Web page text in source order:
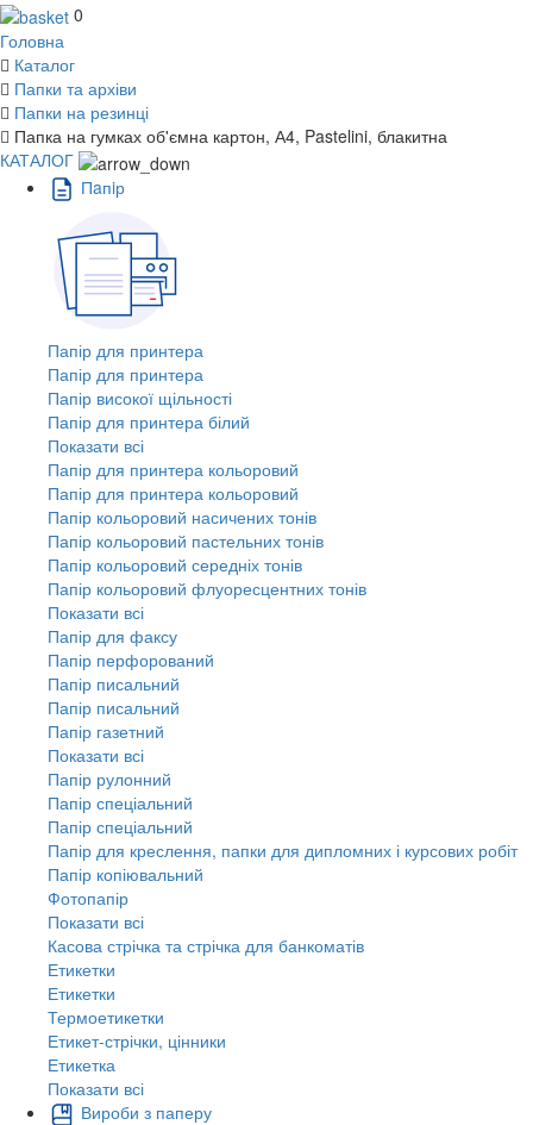
0
Головна
Каталог
Папки та архіви
Папки на резинці
Папка на гумках об'ємна картон, А4, Pastelini, блакитна
КАТАЛОГ
Пaпiр
Папір для принтера
Папір для принтера
Папір високої щільності
Папір для принтера білий
Показати всі
Папір для принтера кольоровий
Папір для принтера кольоровий
Папір кольоровий насичених тонів
Папір кольоровий пастельних тонів
Папір кольоровий середніх тонів
Папір кольоровий флуоресцентних тонів
Показати всі
Папір для факсу
Папір перфорований
Папір писальний
Папір писальний
Папір газетний
Показати всі
Папір рулонний
Папір спеціальний
Папір спеціальний
Папір для креслення, папки для дипломних і курсових робіт
Папір копіювальний
Фотопапір
Показати всі
Касова стрічка та стрічка для банкоматів
Етикетки
Етикетки
Термоетикетки
Етикет-стрічки, цінники
Етикетка
Показати всі
Вироби з паперу